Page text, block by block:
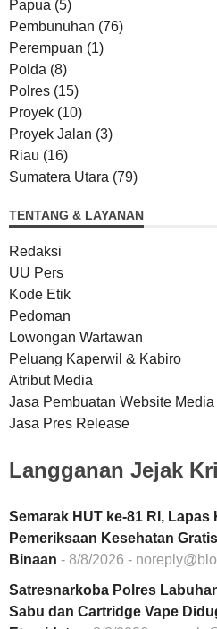
Papua (5)
Pembunuhan (76)
Perempuan (1)
Polda (8)
Polres (15)
Proyek (10)
Proyek Jalan (3)
Riau (16)
Sumatera Utara (79)
TENTANG & LAYANAN
Redaksi
UU Pers
Kode Etik
Pedoman
Lowongan Wartawan
Peluang Kaperwil & Kabiro
Atribut Media
Jasa Pembuatan Website Media
Jasa Pres Release
Langganan Jejak
Semarak HUT ke-81 RI,
Pemeriksaan Kesehatan
Binaan - 8/8/2026 -
Satresnarkoba Polres
Sabu dan Cartridge Vape